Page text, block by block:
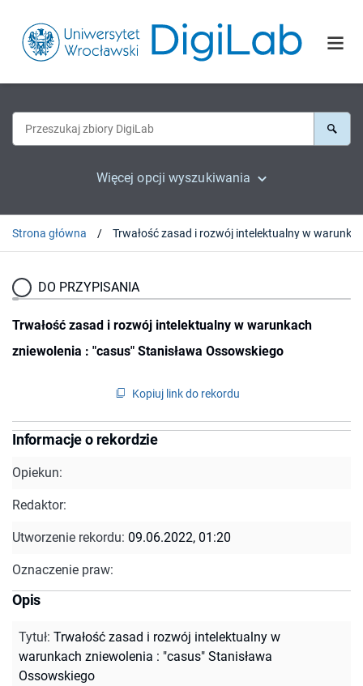
Więcej opcji wyszukiwania
Strona główna
DO PRZYPISANIA
Trwałość zasad i rozwój intelektualny w warunkach
zniewolenia : "casus" Stanisława Ossowskiego
Kopiuj link do rekordu
Informacje o rekordzie
Opiekun:
Redaktor:
Utworzenie rekordu: 09.06.2022, 01:20
Oznaczenie praw:
Opis
Tytuł: Trwałość zasad i rozwój intelektualny w
warunkach zniewolenia : "casus" Stanisława
Ossowskiego